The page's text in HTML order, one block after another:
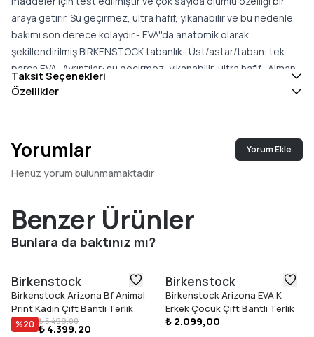
araya getirir. Su geçirmez, ultra hafif, yıkanabilir ve bu nedenle
bakımı son derece kolaydır.- EVA''da anatomik olarak
şekillendirilmiş BIRKENSTOCK tabanlık- Üst/astar/taban: tek
parça EVA- Ayrıntılar: su geçirmez, yıkanabilir, ultra hafif- Alman
yapımı"
Taksit Seçenekleri
Özellikler
Yorumlar Yorum Ekle
Henüz yorum bulunmamaktadır
Benzer Ürünler
Bunlara da baktınız mı?
Birkenstock
Birkenstock Arizona Bf Animal
Print Kadın Çift Bantlı Terlik
%20 ₺ 5.499,00
₺ 4.399,20
Birkenstock
Birkenstock Arizona EVA K
Erkek Çocuk Çift Bantlı Terlik
₺ 2.099,00